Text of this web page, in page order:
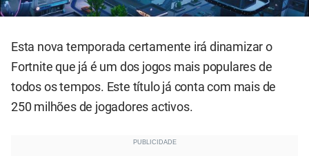
Esta nova temporada certamente irá dinamizar o
Fortnite que já é um dos jogos mais populares de
todos os tempos. Este título já conta com mais de
250 milhões de jogadores activos.